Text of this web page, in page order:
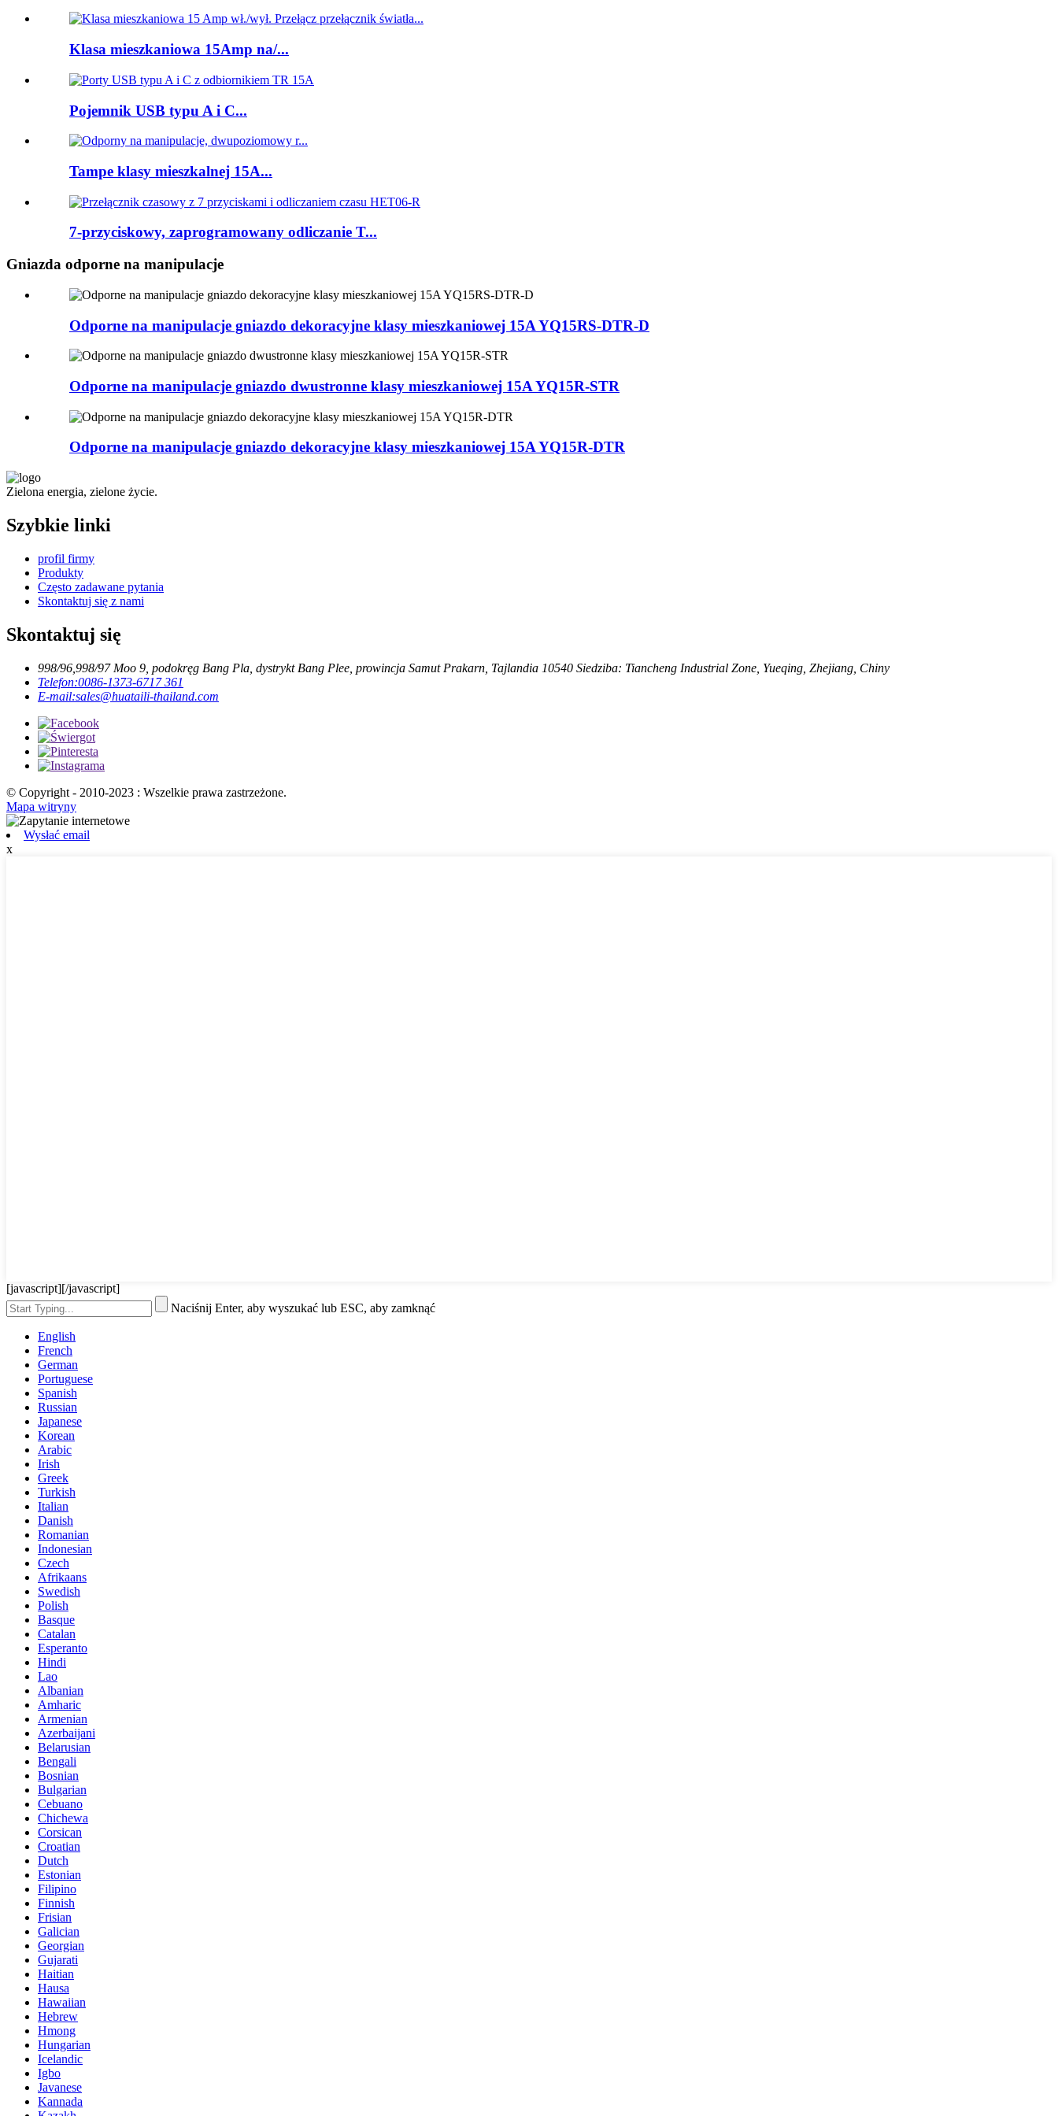
Klasa mieszkaniowa 15Amp na/...
Pojemnik USB typu A i C...
Tampe klasy mieszkalnej 15A...
7-przyciskowy, zaprogramowany odliczanie T...
Gniazda odporne na manipulacje
Odporne na manipulacje gniazdo dekoracyjne klasy mieszkaniowej 15A YQ15RS-DTR-D
Odporne na manipulacje gniazdo dwustronne klasy mieszkaniowej 15A YQ15R-STR
Odporne na manipulacje gniazdo dekoracyjne klasy mieszkaniowej 15A YQ15R-DTR
Zielona energia, zielone życie.
Szybkie linki
profil firmy
Produkty
Często zadawane pytania
Skontaktuj się z nami
Skontaktuj się
998/96,998/97 Moo 9, podokręg Bang Pla, dystrykt Bang Plee, prowincja Samut Prakarn, Tajlandia 10540 Siedziba: Tiancheng Industrial Zone, Yueqing, Zhejiang, Chiny
Telefon:0086-1373-6717 361
E-mail:sales@huataili-thailand.com
© Copyright - 2010-2023 : Wszelkie prawa zastrzeżone.
Mapa witryny
Wysłać email
x
[javascript][/javascript]
Naciśnij Enter, aby wyszukać lub ESC, aby zamknąć
English
French
German
Portuguese
Spanish
Russian
Japanese
Korean
Arabic
Irish
Greek
Turkish
Italian
Danish
Romanian
Indonesian
Czech
Afrikaans
Swedish
Polish
Basque
Catalan
Esperanto
Hindi
Lao
Albanian
Amharic
Armenian
Azerbaijani
Belarusian
Bengali
Bosnian
Bulgarian
Cebuano
Chichewa
Corsican
Croatian
Dutch
Estonian
Filipino
Finnish
Frisian
Galician
Georgian
Gujarati
Haitian
Hausa
Hawaiian
Hebrew
Hmong
Hungarian
Icelandic
Igbo
Javanese
Kannada